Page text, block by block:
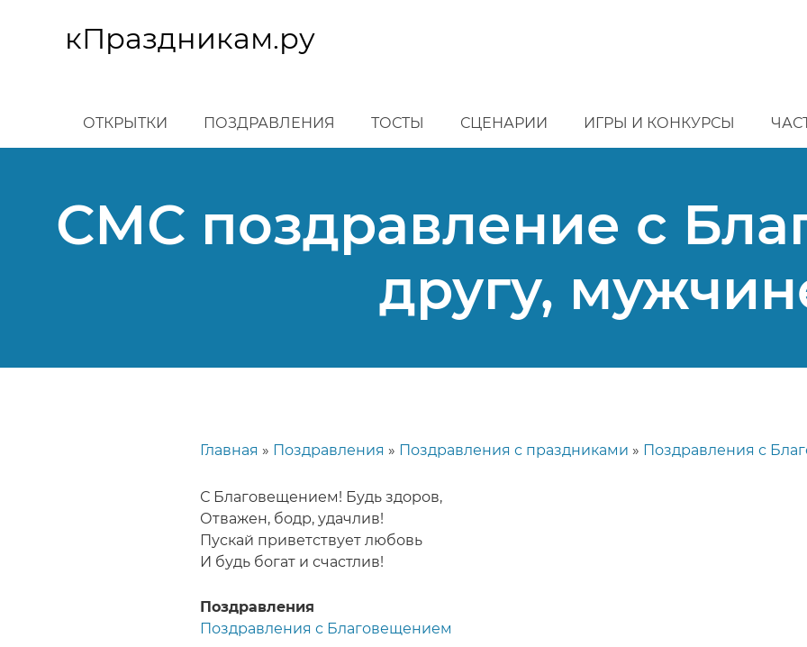
основномукПраздникам.ру
ОТКРЫТКИ ПОЗДРАВЛЕНИЯ ТОСТЫ СЦЕНАРИИ ИГРЫ И КОНКУРСЫ
СМС поздравление с
другу,
навигации
Главная Поздравления Поздравления с праздниками Поздравления с
С Благовещением! Будь здоров,
Отважен, бодр, удачлив!
Пускай приветствует любовь
И будь богат и счастлив!
Поздравления
Поздравления с Благовещением